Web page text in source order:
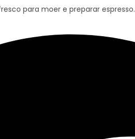
para moer e preparar espresso.